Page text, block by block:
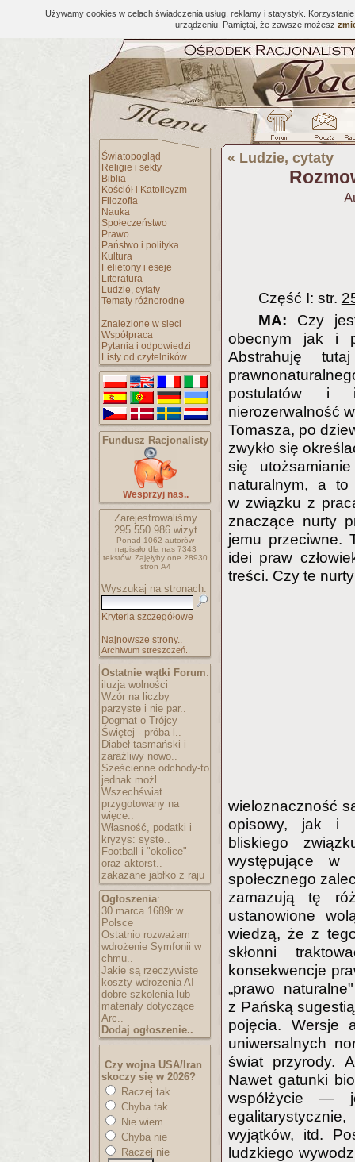
Używamy cookies w celach świadczenia usług, reklamy i statystyk.
urządzeniu. Pamiętaj, że zawsze możesz
Światopogląd
Religie i sekty
Biblia
Kościół i Katolicyzm
Filozofia
Nauka
Społeczeństwo
Prawo
Państwo i polityka
Kultura
Felietony i eseje
Literatura
Ludzie, cytaty
Tematy różnorodne
Znalezione w sieci
Współpraca
Pytania i odpowiedzi
Listy od czytelników
Fundusz Racjonalisty
Wesprzyj nas..
Zarejestrowaliśmy
295.550.986wizyt
Ponad 1062 autorów
napisało dla nas 7343
tekstów. Zajęłyby one 28930
stron A4
Wyszukaj na stronach:
Kryteria szczegółowe
Najnowsze strony..
Archiwum streszczeń..
Ostatnie wątki Forum:
iluzja wolności
Wzór na liczby
parzyste i nie par..
Dogmat o Trójcy
Świętej - próba l..
Diabeł tasmański i
zaraźliwy nowo..
Sześcienne odchody-to
jednak możl..
Wszechświat
przygotowany na
więce..
Własność, podatki i
kryzys: syste..
Football i "okolice"
oraz aktorst..
zakazane jabłko z raju
Ogłoszenia:
30 marca 1689r w
Polsce
Ostatnio rozważam
wdrożenie Symfonii w
chmu..
Jakie są rzeczywiste
koszty wdrożenia AI
dobre szkolenia lub
materiały dotyczące
Arc..
Dodaj ogłoszenie..
Czy wojna USA/Iran
skoczy się w 2026?
Raczej tak
Chyba tak
Nie wiem
Chyba nie
Raczej nie
« Ludzie, cytaty
Część I: str.
MA: Czy
obecnym jak i
Abstrahuję
postulatów i
nierozerwalność
Tomasza, po
zwykło się
się
naturalnym, a
w związku z
znaczące nurty
jemu przeciwne.
idei praw
treści. Czy te
wieloznaczność
opisowy, jak i
bliskiego
występujące w
społecznego
zamazują tę
ustanowione
wiedzą, że z
skłonni
konsekwencje
„prawo
z Pańską
pojęcia. Wersje
uniwersalnych
świat przyrody.
Nawet gatunki
współżycie —
wyjątków, itd.
ludzkiego